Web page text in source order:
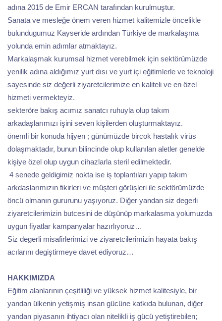
adına 2015 de Emir ERCAN tarafından kurulmuştur.
Sanata ve mesleğe önem veren hizmet kalitemizle öncelikle
bulundugumuz Kayseride ardından Türkiye de markalaşma
yolunda emin adımlar atmaktayız.
Markalaşmak kurumsal hizmet verebilmek için sektörümüzde
yenilik adına aldığımız yurt dısı ve yurt içi eğitimlerle ve teknoloji
sayesinde siz değerli ziyaretcilerimize en kaliteli ve en özel
hizmeti vermekteyiz.
sekteröre bakış acımız sanatcı ruhuyla olup takım
arkadaşlarımızı işini seven kişilerden oluşturmaktayız.
önemli bir konuda hijyen ; günümüzde bircok hastalık virüs
dolaşmaktadır, bunun bilincinde olup kullanılan aletler genelde
kişiye özel olup uygun cihazlarla steril edilmektedir.
4 senede geldigimiz nokta ise iş toplantıları yapıp takım
arkdaslarımızın fikirleri ve müşteri görüşleri ile sektörümüzde
öncü olmanın gururunu yaşıyoruz. Diğer yandan siz degerli
ziyaretcilerimizin butcesini de düşünüp markalasma yolumuzda
uygun fiyatlar kampanyalar hazırlıyoruz…
Siz degerli misafirlerimizi ve ziyaretcilerimizin hayata bakış
acılarını degiştirmeye davet ediyoruz…
HAKKIMIZDA
Eğitim alanlarının çeşitliliği ve yüksek hizmet kalitesiyle, bir
yandan ülkenin yetişmiş insan gücüne katkıda bulunan, diğer
yandan piyasanın ihtiyacı olan nitelikli iş gücü yetiştirebilen;